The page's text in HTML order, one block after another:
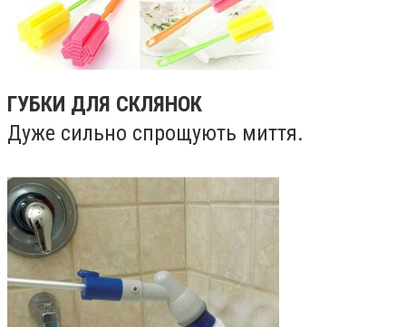
ГУБКИ ДЛЯ СКЛЯНОК
Дуже сильно спрощують миття.